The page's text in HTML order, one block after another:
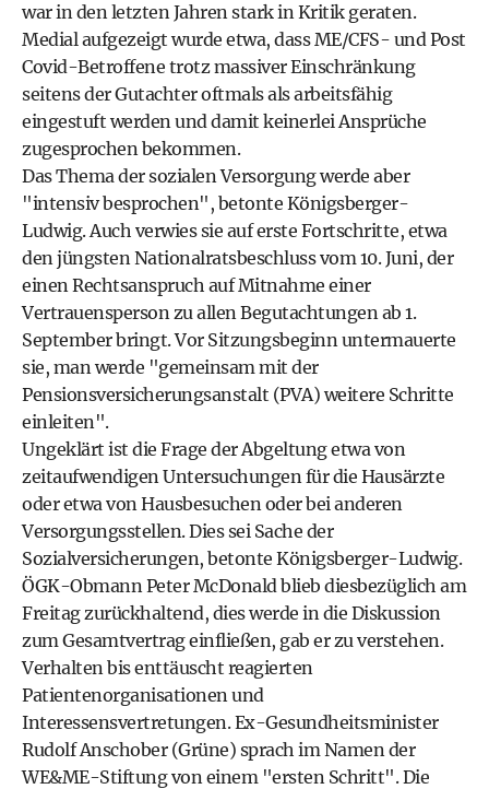
war in den letzten Jahren stark in Kritik geraten.
Medial aufgezeigt wurde etwa, dass ME/CFS- und Post
Covid-Betroffene trotz massiver Einschränkung
seitens der Gutachter oftmals als arbeitsfähig
eingestuft werden und damit keinerlei Ansprüche
zugesprochen bekommen.
Das Thema der sozialen Versorgung werde aber
"intensiv besprochen", betonte Königsberger-
Ludwig. Auch verwies sie auf erste Fortschritte, etwa
den jüngsten Nationalratsbeschluss vom 10. Juni, der
einen Rechtsanspruch auf Mitnahme einer
Vertrauensperson zu allen Begutachtungen ab 1.
September bringt. Vor Sitzungsbeginn untermauerte
sie, man werde "gemeinsam mit der
Pensionsversicherungsanstalt (PVA) weitere Schritte
einleiten".
Ungeklärt ist die Frage der Abgeltung etwa von
zeitaufwendigen Untersuchungen für die Hausärzte
oder etwa von Hausbesuchen oder bei anderen
Versorgungsstellen. Dies sei Sache der
Sozialversicherungen, betonte Königsberger-Ludwig.
ÖGK-Obmann Peter McDonald blieb diesbezüglich am
Freitag zurückhaltend, dies werde in die Diskussion
zum Gesamtvertrag einfließen, gab er zu verstehen.
Verhalten bis enttäuscht reagierten
Patientenorganisationen und
Interessensvertretungen. Ex-Gesundheitsminister
Rudolf Anschober (Grüne) sprach im Namen der
WE&ME-Stiftung von einem "ersten Schritt". Die